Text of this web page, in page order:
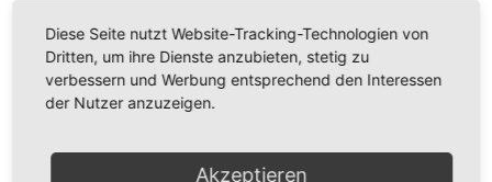
Rebsorten international
externe Links
Tafeltraubensorten
Diese Seite nutzt Website-Tracking-Technologien von
Dritten, um ihre Dienste anzubieten, stetig zu
verbessern und Werbung entsprechend den Interessen
der Nutzer anzuzeigen.
Akzeptieren